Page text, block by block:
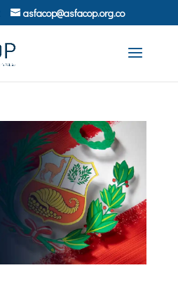
asfacop@asfacop.org.co